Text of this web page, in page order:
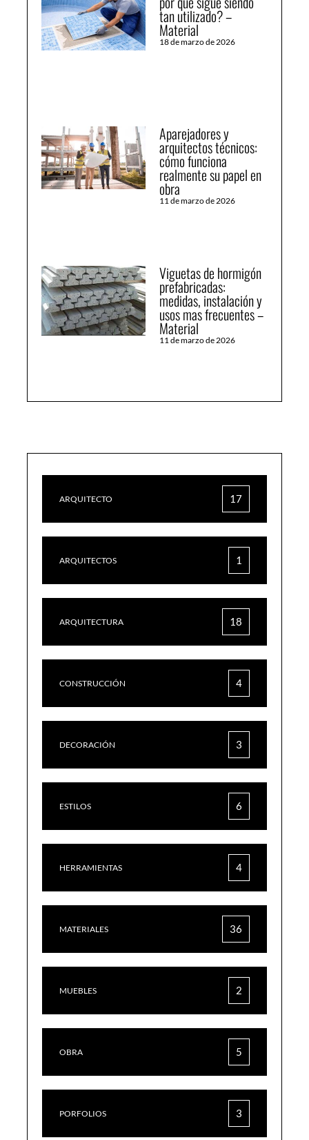
tan utilizado? –
Material
18 de marzo de 2026
Aparejadores y
arquitectos técnicos:
cómo funciona
realmente su papel en
obra
11 de marzo de 2026
Viguetas de hormigón
prefabricadas:
medidas, instalación y
usos mas frecuentes –
Material
11 de marzo de 2026
ARQUITECTO 17
ARQUITECTOS 1
ARQUITECTURA 18
CONSTRUCCIÓN 4
DECORACIÓN 3
ESTILOS 6
HERRAMIENTAS 4
MATERIALES 36
MUEBLES 2
OBRA 5
PORFOLIOS 3